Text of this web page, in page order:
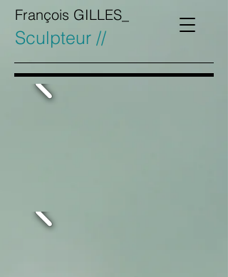
François GILLES_
Sculpteur //